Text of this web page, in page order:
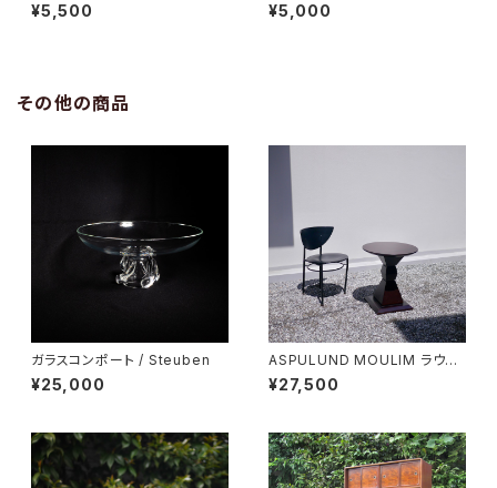
¥5,500 ¥5,000
その他の商品
ガラスコンポート / Steuben
¥25,000
ASPULUND MOULIM ラウン
ドテーブル
¥27,500